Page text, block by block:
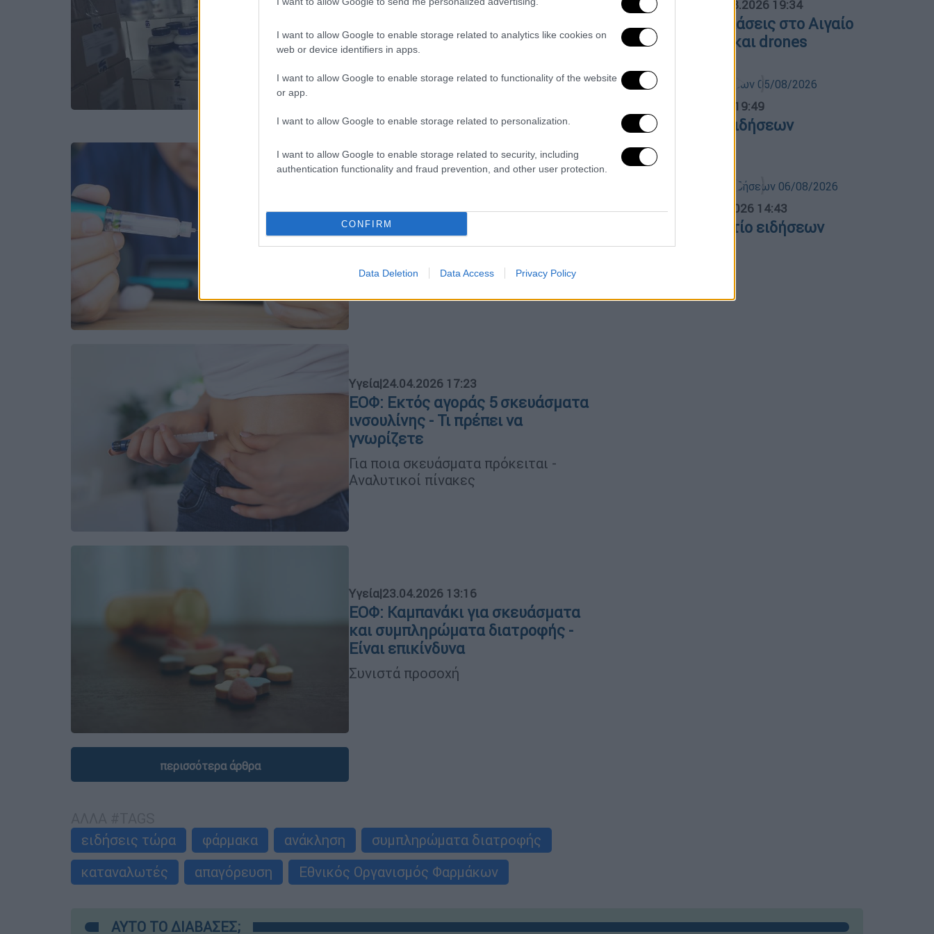
I want to allow Google to enable storage related to analytics like cookies on
web or device identifiers in apps.
I want to allow Google to enable storage related to functionality of the website
or app.
I want to allow Google to enable storage related to personalization.
I want to allow Google to enable storage related to security, including
authentication functionality and fraud prevention, and other user protection.
CONFIRM
Data Deletion Data Access Privacy Policy
Μεγάλη επιχείρηση των «ράμπο» του
διακινούσε 34.202 παράνομα
συμπληρώματα διατροφής χωρίς
γνωστοποίηση στον ΕΟΦ, κρύβοντας
Υγεία|25.04.2026 11:59
διακόπτει την κυκλοφορία
σκευασμάτων ινσουλίνης στην
Ελλάδα
Ποια σκευάσματα αποσύρονται από
Υγεία|24.04.2026 17:23
ΕΟΦ: Εκτός αγοράς 5 σκευάσματα
ινσουλίνης - Τι πρέπει να
γνωρίζετε
Για ποια σκευάσματα πρόκειται -
Αναλυτικοί πίνακες
Υγεία|23.04.2026 13:16
ΕΟΦ: Καμπανάκι για σκευάσματα
και συμπληρώματα διατροφής -
Είναι επικίνδυνα
Συνιστά προσοχή
περισσότερα άρθρα
ειδήσεις τώρα
φάρμακα ανάκληση
συμπληρώματα διατροφής
καταναλωτές
απαγόρευση Εθνικός Οργανισμός Φαρμάκων
ΑΠΟΣΠΑΣΜΑΤΑ... 06.08.2026 19:34
Τουρκικές παραβιάσεις στο Αιγαίο
με μαχητικά F-16 και drones
05.08.2026 19:49
Κεντρικό δελτίο ειδήσεων
05/08/2026
Μεσημεριανό... 06.08.2026 14:43
Μεσημεριανό δελτίο ειδήσεων
06/08/2026
ΑΥΤΟ ΤΟ ΔΙΑΒΑΣΕΣ;